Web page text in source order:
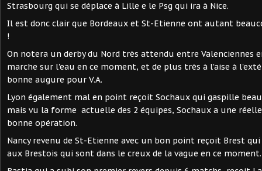
Strasbourg qui se déplace à Lille e le Psg qui ira à Nice.
Il est donc clair que Bordeaux et St-Etienne ont autant
!
On notera un derby du Nord très attendu entre Valenciennes
marche sur l'eau en ce moment, et de plus très à l'aise à
bonne augure pour V.A.
Lyon également mal en point reçoit Sochaux qui gaspille
mais vu la forme actuelle des 2 équipes, Sochaux a une
bonne opération.
Nancy revenu de St-Etienne avec un bon point reçoit Brest
aux Brestois qui sont dans le creux de la vague en ce moment.